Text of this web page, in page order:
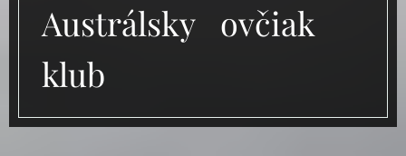
Austrálsky ovčiak
klub